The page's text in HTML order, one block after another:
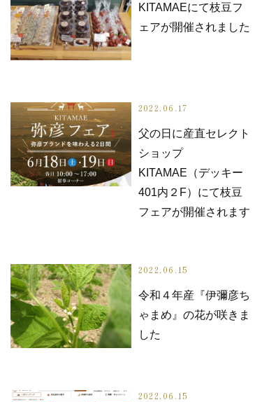
KITAMAEにて枝豆フ
ェアが開催されました
2022.06.17
父の日に産直セレクト
ショップ
KITAMAE（デッキー
401内２F）にて枝豆
フェアが開催されます
2022.06.15
令和４年産『伊彌彦ち
ゃまめ』の花が咲きま
した
2022.06.15